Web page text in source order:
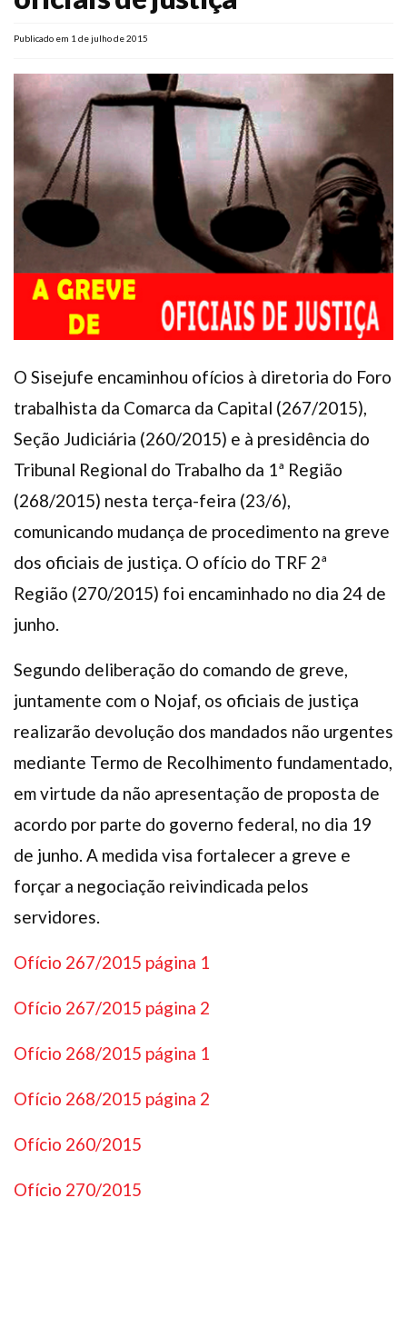
Publicado em 1 de julho de 2015
O Sisejufe encaminhou ofícios à diretoria do Foro
trabalhista da Comarca da Capital (267/2015),
Seção Judiciária (260/2015) e à presidência do
Tribunal Regional do Trabalho da 1ª Região
(268/2015) nesta terça-feira (23/6),
comunicando mudança de procedimento na greve
dos oficiais de justiça. O ofício do TRF 2ª
Região (270/2015) foi encaminhado no dia 24 de
junho.
Segundo deliberação do comando de greve,
juntamente com o Nojaf, os oficiais de justiça
realizarão devolução dos mandados não urgentes
mediante Termo de Recolhimento fundamentado,
em virtude da não apresentação de proposta de
acordo por parte do governo federal, no dia 19
de junho. A medida visa fortalecer a greve e
forçar a negociação reivindicada pelos
servidores.
Ofício 267/2015 página 1
Ofício 267/2015 página 2
Ofício 268/2015 página 1
Ofício 268/2015 página 2
Ofício 260/2015
Ofício 270/2015
Assistência Funeral
Pós-graduação
FacebookInstagramTwitter YoutubeTikTok Whatsapp